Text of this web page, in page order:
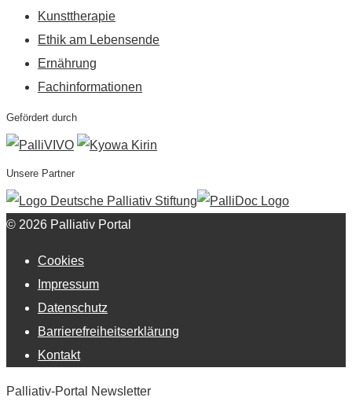
Kunsttherapie
Ethik am Lebensende
Ernährung
Fachinformationen
Gefördert durch
Unsere Partner
© 2026 Palliativ Portal
Cookies
Impressum
Datenschutz
Barrierefreiheitserklärung
Kontakt
Palliativ-Portal Newsletter